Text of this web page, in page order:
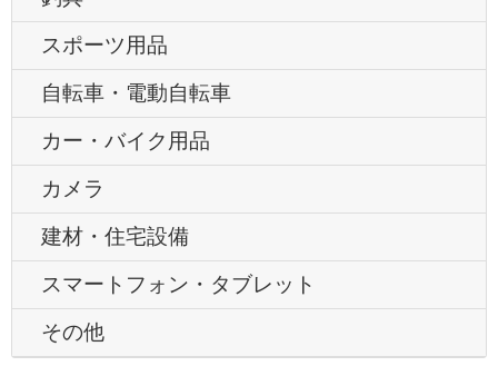
スポーツ用品
自転車・電動自転車
カー・バイク用品
カメラ
建材・住宅設備
スマートフォン・タブレット
その他